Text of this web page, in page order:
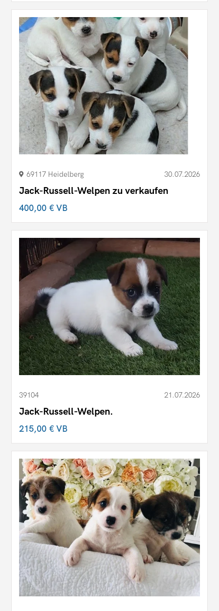
69117 Heidelberg 30.07.2026
Jack-Russell-Welpen zu verkaufen
400,00 €VB
39104 21.07.2026
Jack-Russell-Welpen.
215,00 €VB